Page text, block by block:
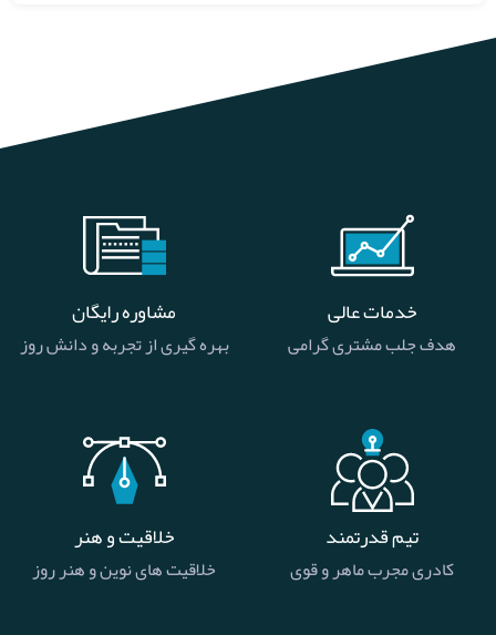
خدمات عالی
هدف جلب مشتری گرامی
مشاوره رایگان
بهره گیری از تجربه و دانش روز
تیم قدرتمند
کادری مجرب ماهر و قوی
خلاقیت و هنر
خلاقیت های نوین و هنر روز